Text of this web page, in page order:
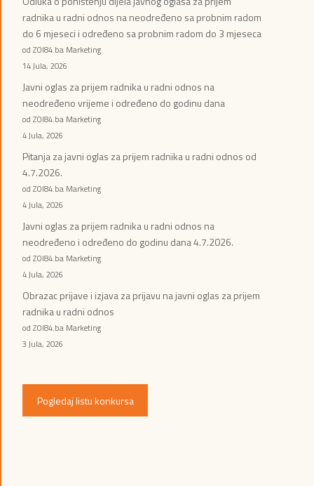
radnika u radni odnos na neodređeno sa probnim radom
do 6 mjeseci i određeno sa probnim radom do 3 mjeseca
od ZOI84.ba Marketing
14 Jula, 2026
Javni oglas za prijem radnika u radni odnos na
neodređeno vrijeme i određeno do godinu dana
od ZOI84.ba Marketing
4 Jula, 2026
Pitanja za javni oglas za prijem radnika u radni odnos od
4.7.2026.
od ZOI84.ba Marketing
4 Jula, 2026
Javni oglas za prijem radnika u radni odnos na
neodređeno i određeno do godinu dana 4.7.2026.
od ZOI84.ba Marketing
4 Jula, 2026
Obrazac prijave i izjava za prijavu na javni oglas za prijem
radnika u radni odnos
od ZOI84.ba Marketing
3 Jula, 2026
Pogledaj listu konkursa